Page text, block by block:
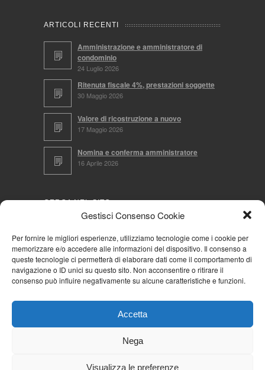
Gestisci Consenso Cookie
Per fornire le migliori esperienze, utilizziamo tecnologie come i cookie per
memorizzare e/o accedere alle informazioni del dispositivo. Il consenso a
queste tecnologie ci permetterà di elaborare dati come il comportamento di
navigazione o ID unici su questo sito. Non acconsentire o ritirare il
consenso può influire negativamente su alcune caratteristiche e funzioni.
Accetta
Nega
Visualizza le preferenze
ARTICOLI RECENTI
Amministrazione e amministratore di
condominio
24 Luglio 2026
Ritenuta fiscale 4%, prestazioni soggette
30 Maggio 2026
Valore di ricostruzione a nuovo
17 Maggio 2026
Nomina e conferma amministratore
16 Aprile 2026
CERCA NEL SITO
NAVIGA PER
Mappa completa
Cookie Policy (UE)
Iscriviti alla Community AziendaCondominio